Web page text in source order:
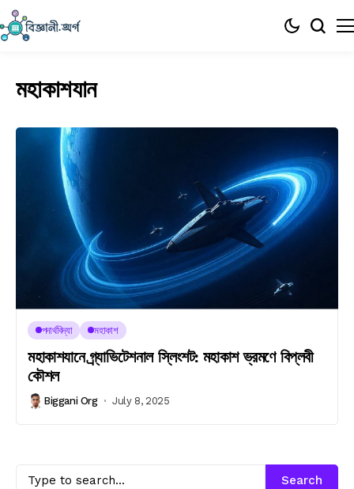
মহাকাশযান
পদার্থবিদ্যা মহাকাশ
মহাকাশযানে গ্র্যাভিটেশনাল স্লিংশট: মহাকাশ ভ্রমণে বিপ্লবী
কৌশল
Biggani Org July 8, 2025
Search